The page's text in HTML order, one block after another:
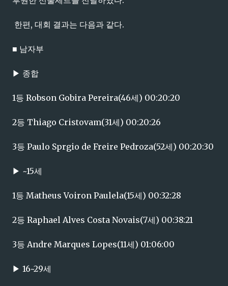
한편, 대회 결과는 다음과 같다.
■ 남자부
▶ 종합
1등 Robson Gobira Pereira(46세) 00:20:20
2등 Thiago Cristovam(31세) 00:20:26
3등 Paulo Sprgio de Freire Pedroza(52세) 00:20:30
▶ ~15세
1등 Matheus Voiron Paulela(15세) 00:32:28
2등 Raphael Alves Costa Novais(7세) 00:38:21
3등 Andre Marques Lopes(11세) 01:06:00
▶ 16~29세